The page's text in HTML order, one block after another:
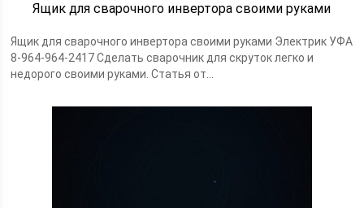
Ящик для сварочного инвертора своими руками
Ящик для сварочного инвертора своими руками Электрик УФА
8-964-964-2417 Сделать сварочник для скруток легко и
недорого своими руками. Статья от...